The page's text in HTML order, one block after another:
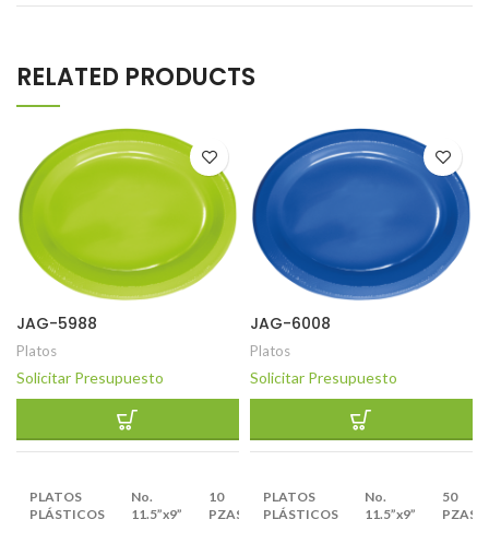
RELATED PRODUCTS
JAG-5988
Platos
Solicitar Presupuesto
PLATOS
PLÁSTICOS
No.
11.5”x9”
10
PZAS.
X50
BULTOS
JAG-6008
Platos
Solicitar Presupuesto
PLATOS
PLÁSTICOS
No.
11.5”x9”
50
PZAS.